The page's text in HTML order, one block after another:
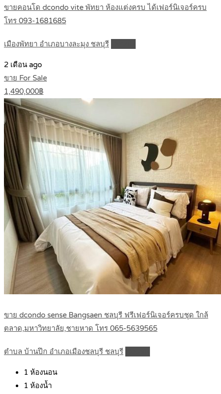
ขายคอนโด dcondo vite พัทยา ห้องแต่งครบ ได้เฟอร์นิเจอร์ครบ
โทร 093-1681685
เมืองพัทยา อำเภอบางละมุง ชลบุรี
2 เดือน ago
ขาย For Sale
1,490,000฿
ขาย dcondo sense Bangsaen ชลบุรี ฟรีเฟอร์นิเจอร์ครบชุด ใกล้
ตลาด,มหาวิทยาลัย,ชายหาด โทร 065-5639565
ตำบล บ้านปึก อำเภอเมืองชลบุรี ชลบุรี
1 ห้องนอน
1 ห้องน้ำ